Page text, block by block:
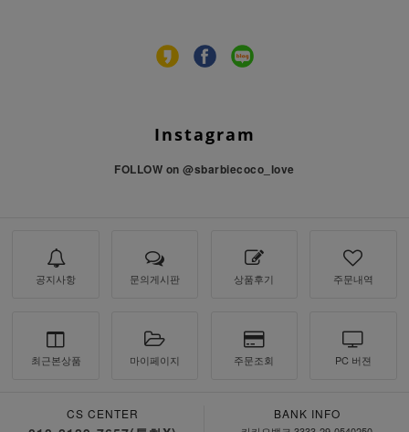
Instagram
FOLLOW on @sbarbiecoco_love
공지사항 문의게시판 상품후기 주문내역
최근본상품 마이페이지 주문조회 PC 버젼
CS CENTER BANK INFO